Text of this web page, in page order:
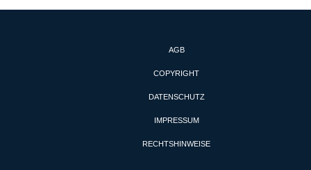
AGB
COPYRIGHT
DATENSCHUTZ
IMPRESSUM
RECHTSHINWEISE